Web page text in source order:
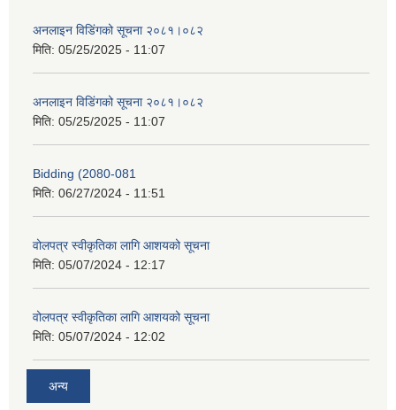
अनलाइन विडि‌ं‍गको सूचना २०८१।०८२
मिति: 05/25/2025 - 11:07
अनलाइन विडि‌ं‍गको सूचना २०८१।०८२
मिति: 05/25/2025 - 11:07
Bidding (2080-081
मिति: 06/27/2024 - 11:51
वोलपत्र स्वीकृतिका लागि आशयको सूचना
मिति: 05/07/2024 - 12:17
वोलपत्र स्वीकृतिका लागि आशयको सूचना
मिति: 05/07/2024 - 12:02
अन्य